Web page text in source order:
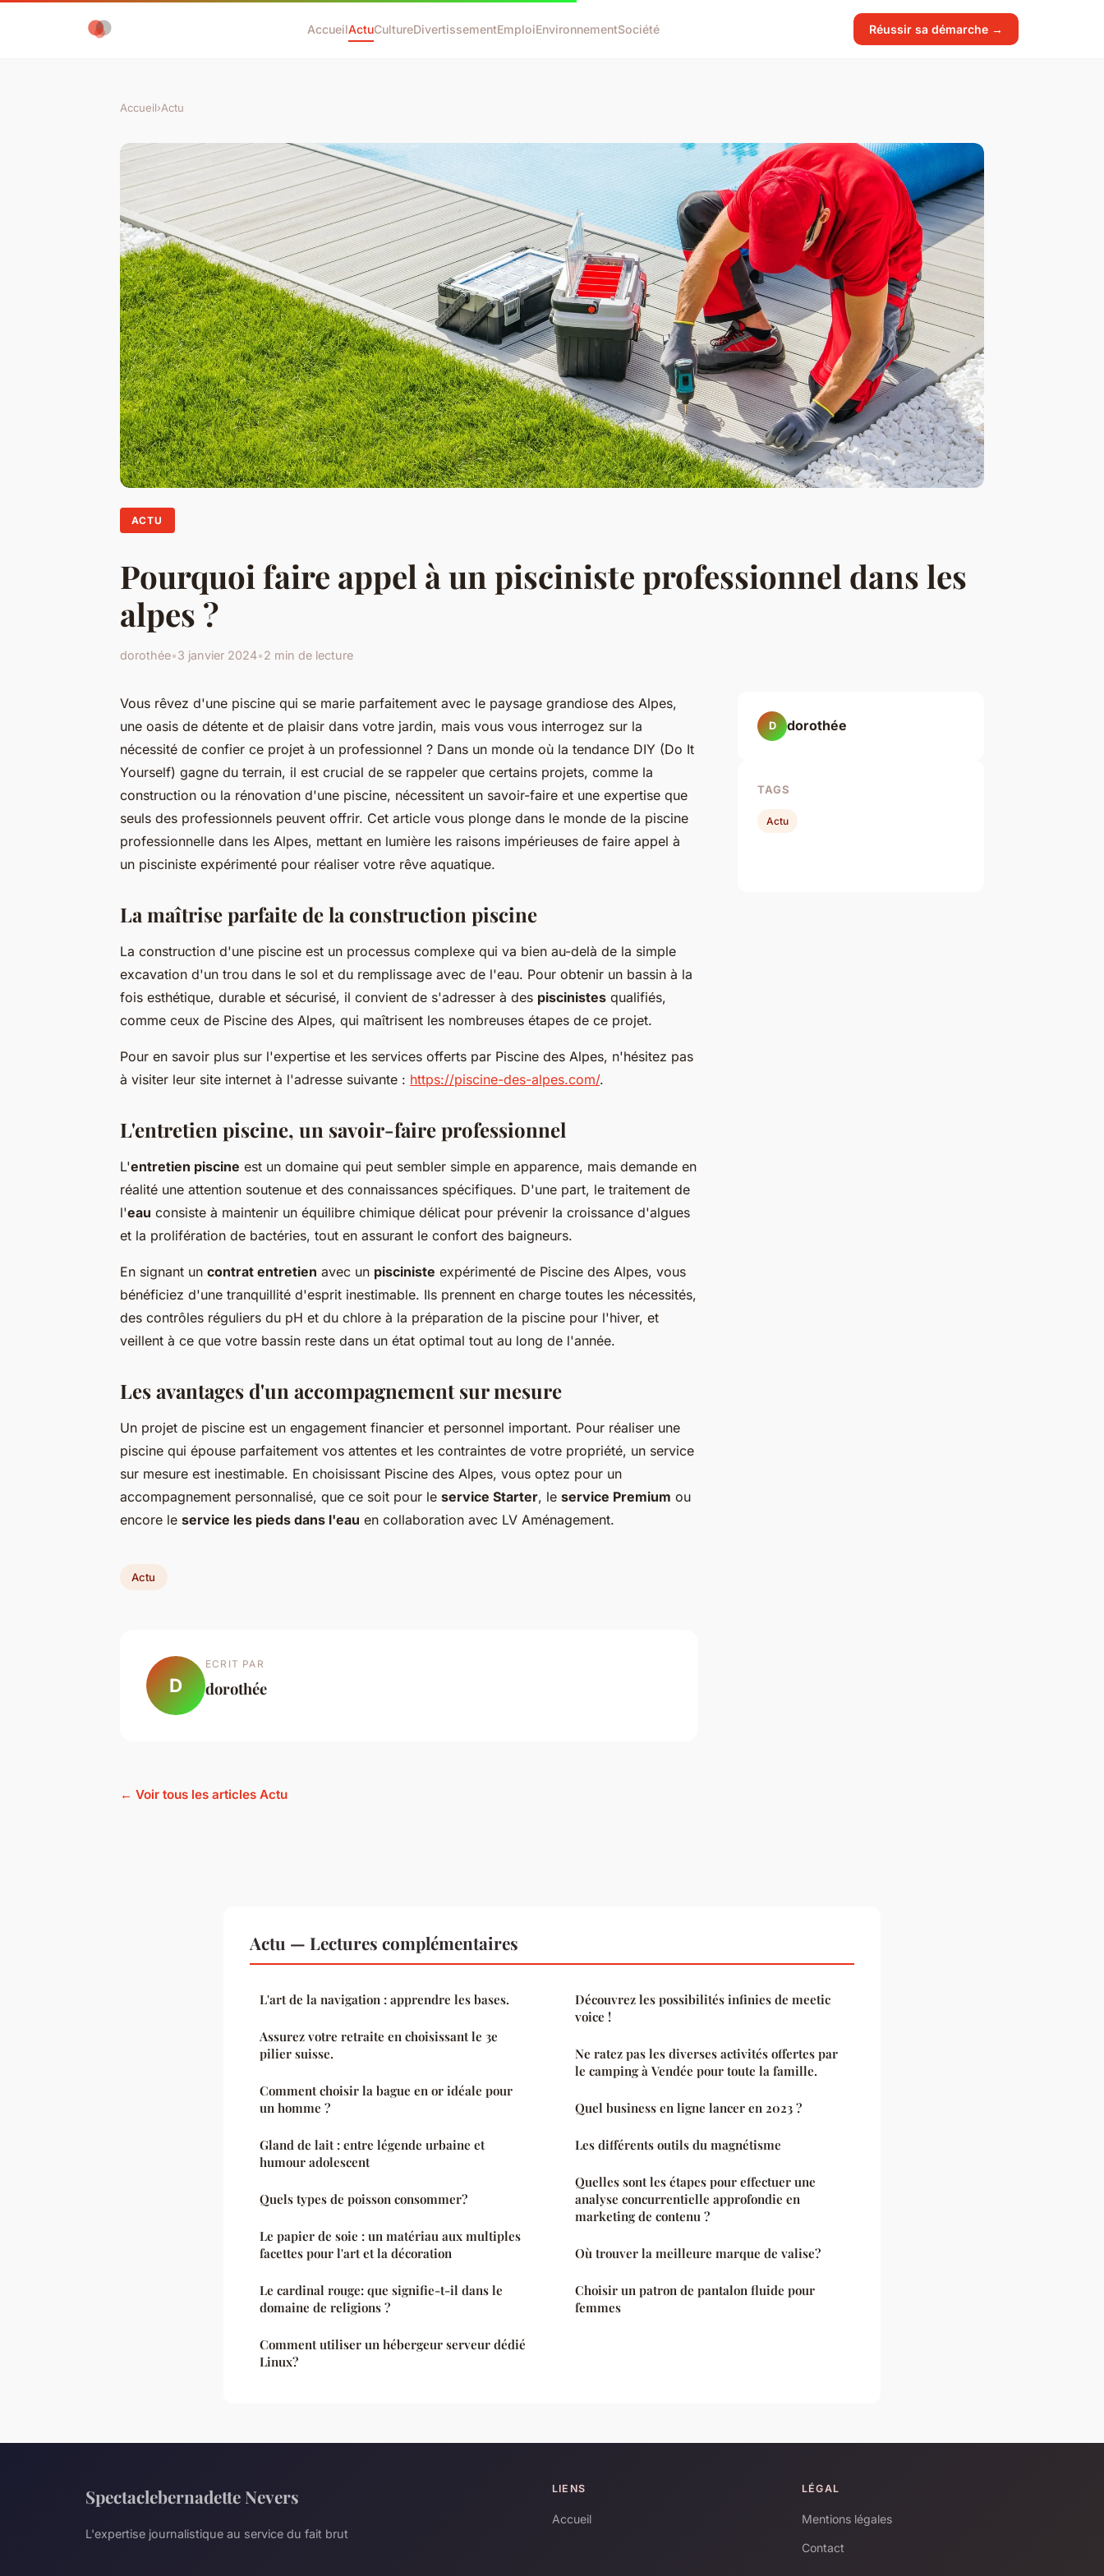
AccueilActuCultureDivertissementEmploiEnvironnementSociété Réussir sa démarche →
Accueil›Actu
ACTU
Pourquoi faire appel à un pisciniste professionnel dans les
alpes ?
dorothée•3 janvier 2024•2 min de lecture
Vous rêvez d'une piscine qui se marie parfaitement avec le paysage grandiose des Alpes,
une oasis de détente et de plaisir dans votre jardin, mais vous vous interrogez sur la
nécessité de confier ce projet à un professionnel ? Dans un monde où la tendance DIY (Do It
Yourself) gagne du terrain, il est crucial de se rappeler que certains projets, comme la
construction ou la rénovation d'une piscine, nécessitent un savoir-faire et une expertise que
seuls des professionnels peuvent offrir. Cet article vous plonge dans le monde de la piscine
professionnelle dans les Alpes, mettant en lumière les raisons impérieuses de faire appel à
un pisciniste expérimenté pour réaliser votre rêve aquatique.
La maîtrise parfaite de la construction piscine
La construction d'une piscine est un processus complexe qui va bien au-delà de la simple
excavation d'un trou dans le sol et du remplissage avec de l'eau. Pour obtenir un bassin à la
fois esthétique, durable et sécurisé, il convient de s'adresser à des piscinistes qualifiés,
comme ceux de Piscine des Alpes, qui maîtrisent les nombreuses étapes de ce projet.
Pour en savoir plus sur l'expertise et les services offerts par Piscine des Alpes, n'hésitez pas
à visiter leur site internet à l'adresse suivante : https://piscine-des-alpes.com/.
L'entretien piscine, un savoir-faire professionnel
L'entretien piscine est un domaine qui peut sembler simple en apparence, mais demande en
réalité une attention soutenue et des connaissances spécifiques. D'une part, le traitement de
l'eau consiste à maintenir un équilibre chimique délicat pour prévenir la croissance d'algues
et la prolifération de bactéries, tout en assurant le confort des baigneurs.
En signant un contrat entretien avec un pisciniste expérimenté de Piscine des Alpes, vous
bénéficiez d'une tranquillité d'esprit inestimable. Ils prennent en charge toutes les nécessités,
des contrôles réguliers du pH et du chlore à la préparation de la piscine pour l'hiver, et
veillent à ce que votre bassin reste dans un état optimal tout au long de l'année.
Les avantages d'un accompagnement sur mesure
Un projet de piscine est un engagement financier et personnel important. Pour réaliser une
piscine qui épouse parfaitement vos attentes et les contraintes de votre propriété, un service
sur mesure est inestimable. En choisissant Piscine des Alpes, vous optez pour un
accompagnement personnalisé, que ce soit pour le service Starter, le service Premium ou
encore le service les pieds dans l'eau en collaboration avec LV Aménagement.
Actu
D
ECRIT PAR
dorothée
← Voir tous les articles Actu
D dorothée
TAGS
Actu
Actu — Lectures complémentaires
L'art de la navigation : apprendre les bases.
Assurez votre retraite en choisissant le 3e
pilier suisse.
Comment choisir la bague en or idéale pour
un homme ?
Gland de lait : entre légende urbaine et
humour adolescent
Quels types de poisson consommer?
Le papier de soie : un matériau aux multiples
facettes pour l'art et la décoration
Le cardinal rouge: que signifie-t-il dans le
domaine de religions ?
Comment utiliser un hébergeur serveur dédié
Linux?
Découvrez les possibilités infinies de meetic
voice !
Ne ratez pas les diverses activités offertes par
le camping à Vendée pour toute la famille.
Quel business en ligne lancer en 2023 ?
Les différents outils du magnétisme
Quelles sont les étapes pour effectuer une
analyse concurrentielle approfondie en
marketing de contenu ?
Où trouver la meilleure marque de valise?
Choisir un patron de pantalon fluide pour
femmes
Spectaclebernadette Nevers
L'expertise journalistique au service du fait brut
LIENS
Accueil
LÉGAL
Mentions légales
Contact